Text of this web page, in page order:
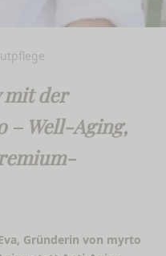
mit der
– Well-Aging,
Gründerin von myrto